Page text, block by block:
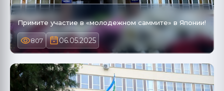
Примите участие в «молодежном саммите» в Японии!
807 06.05.2025